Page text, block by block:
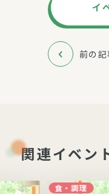
イ
前の記
関連イベン
食・調理